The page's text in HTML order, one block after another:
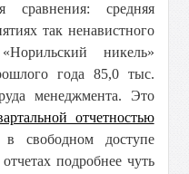
сравнения: средняя
так ненавистного
никель»
года 85,0 тыс.
менеджмента. Это
отчетностью
в свободном доступе
подробнее чуть